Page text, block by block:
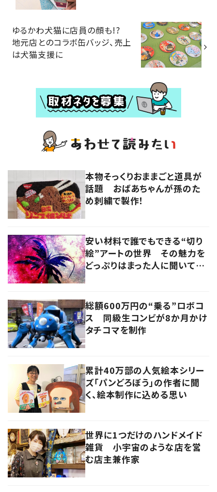
ゆるかわ犬猫に店員の顔も!?
地元店とのコラボ缶バッジ、売上
は犬猫支援に
本物そっくりおままごと道具が
話題 おばあちゃんが孫のた
め刺繍で製作！
安い材料で誰でもできる“切り
絵”アートの世界 その魅力を
どっぷりはまった人に聞いてみ
総額600万円の“乗る”ロボコ
ス 同級生コンビが8か月かけ
タチコマを制作
累計40万部の人気絵本シリー
ズ「パンどろぼう」の作者に聞
く、絵本制作に込める思い
世界に1つだけのハンドメイド
雑貨 小宇宙のような店を営
む店主兼作家